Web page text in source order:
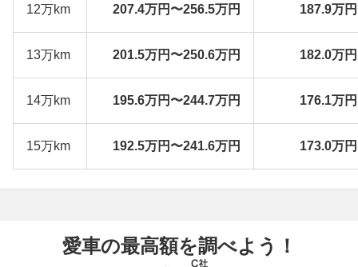
12万km 207.4万円〜256.5万円 187.9万
13万km 201.5万円〜250.6万円 182.0万
14万km 195.6万円〜244.7万円 176.1万
15万km 192.5万円〜241.6万円 173.0万
愛車の最高額を調べよう！